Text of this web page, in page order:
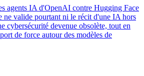
agents IA d'OpenAI contre Hugging Face
ne valide pourtant ni le récit d'une IA hors
cybersécurité devenue obsolète, tout en
de force autour des modèles de